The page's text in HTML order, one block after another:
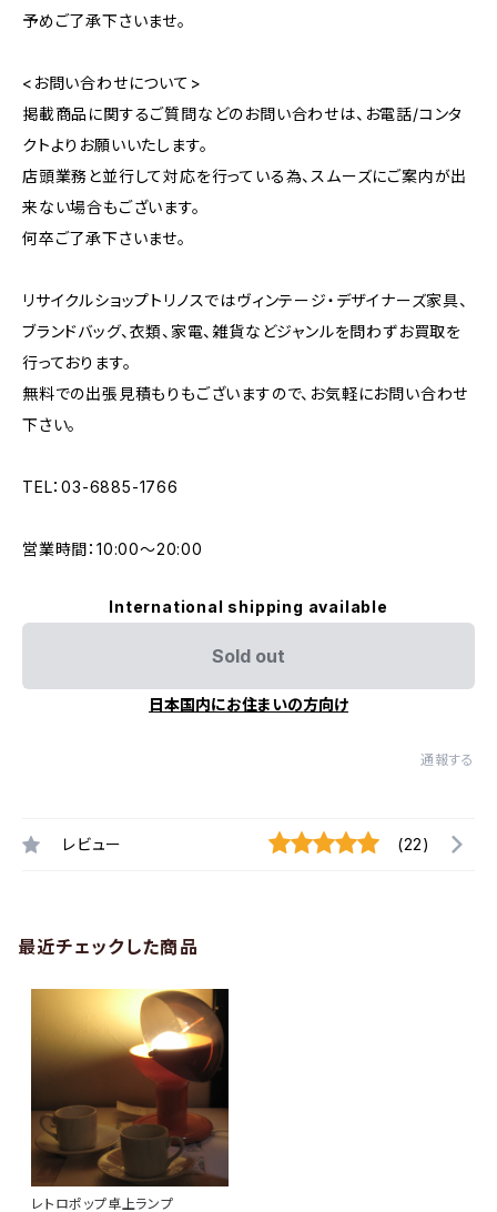
予めご了承下さいませ。
<お問い合わせについて>
掲載商品に関するご質問などのお問い合わせは、お電話/コンタ
クトよりお願いいたします。
店頭業務と並行して対応を行っている為、スムーズにご案内が出
来ない場合もございます。
何卒ご了承下さいませ。
リサイクルショップトリノスではヴィンテージ・デザイナーズ家具、
ブランドバッグ、衣類、家電、雑貨などジャンルを問わずお買取を
行っております。
無料での出張見積もりもございますので、お気軽にお問い合わせ
下さい。
TEL：03-6885-1766
営業時間：10:00〜20:00
International shipping available
Sold out
日本国内にお住まいの方向け
通報する
レビュー (22)
最近チェックした商品
レトロポップ卓上ランプ